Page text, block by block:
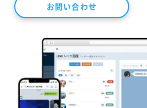
お問い合わせ